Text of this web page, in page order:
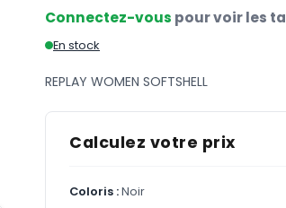
Connectez-vous pour voir les
En stock
REPLAY WOMEN SOFTSHELL
Calculez votre prix
Coloris :Noir